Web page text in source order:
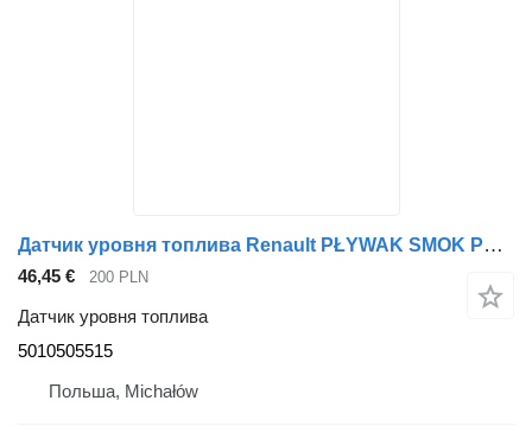
Датчик уровня топлива Renault PŁYWAK SMOK PREMIUM TXC690 06W39 5010505515 для тягача
46,45 € 200 PLN
Датчик уровня топлива
5010505515
Польша, Michałów